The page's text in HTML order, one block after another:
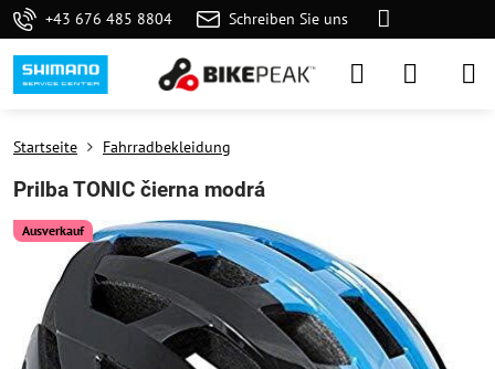
+43 676 485 8804 Schreiben Sie uns
Ausverkauf
Startseite Fahrradbekleidung
Prilba TONIC čierna modrá